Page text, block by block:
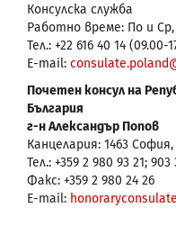
Консулска служба
Работно време: По и Ср,
Тел.: +22 616 40 14 (09.00-
E-mail:
Почетен консул на
България
г-н Александър Попов
Канцелария: 1463
Тел.: +359 2 980 93 21; 903
Факс: +359 2 980 24 26
Е-mail: